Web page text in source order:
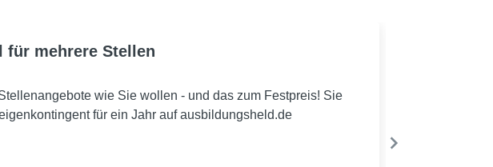
für mehrere Stellen
wie Sie wollen - und das zum Festpreis! Sie
für ein Jahr auf ausbildungsheld.de